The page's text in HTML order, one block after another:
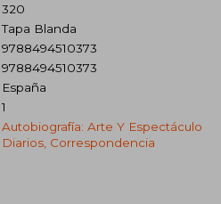
320
Tapa Blanda
9788494510373
9788494510373
España
1
Autobiografía: Arte Y Espectáculo
Diarios, Correspondencia